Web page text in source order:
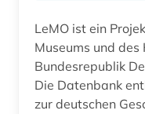
LeMO ist ein
Museums und
Bundesrepublik
Die Datenbank
zur deutschen